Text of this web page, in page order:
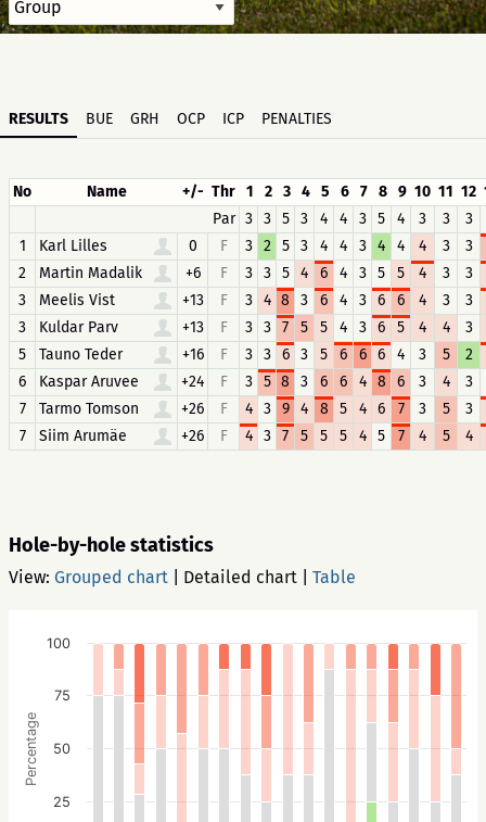
RESULTS BUE GRH OCP ICP PENALTIES
No Name +/- Thr 1 2 3 4 5 6 7 8 9 10 11 12
Par 3 3 5 3 4 4 3 5 4 3 3
3
1
Karl Lilles 0 F 3 2 5 3 4 4 3 4 4 4 3
3
2
Martin Madalik +6 F 3 3 5 4 6 4 3 5 5 4 3
3
3
Meelis Vist +13 F 3 4 8 3 6 4 3 6 6 4 3
3
3
Kuldar Parv +13 F 3 3 7 5 5 4 3 6 5 4 4
3
5
Tauno Teder +16 F 3 3 6 3 5 6 6 6 4 3 5
2
6
Kaspar Aruvee +24 F 3 5 8 3 6 6 4 8 6 3 4
3
7
Tarmo Tomson +26 F 4 3 9 4 8 5 4 6 7 3 5
3
7
Siim Arumäe +26 F 4 3 7 5 5 5 4 5 7 4 5 4
Hole-by-hole statistics
View: Grouped chart Detailed chart Table
Percentage
25
50
75
100